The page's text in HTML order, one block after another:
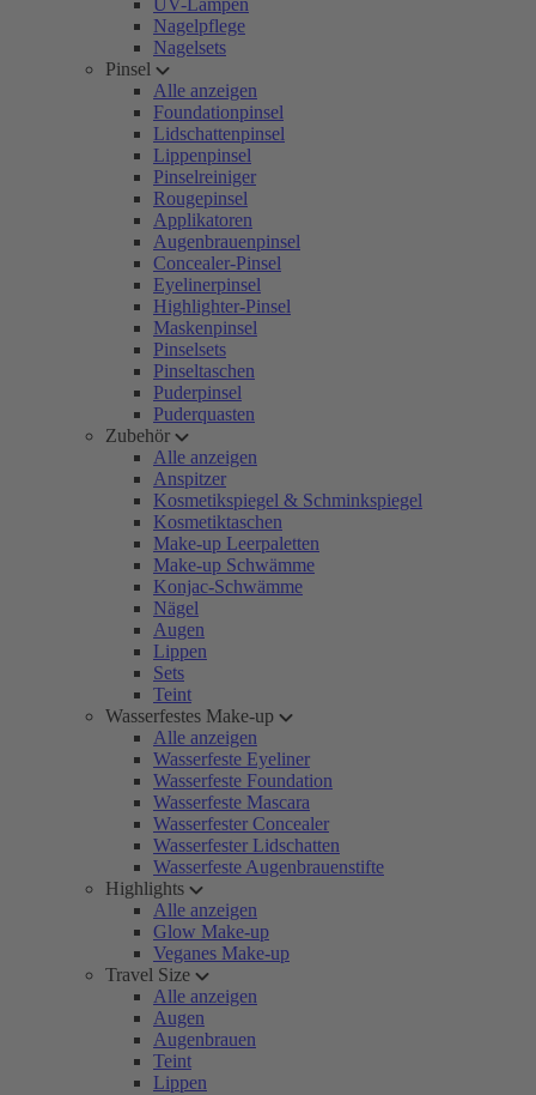
UV-Lampen
Nagelpflege
Nagelsets
Pinsel
Alle anzeigen
Foundationpinsel
Lidschattenpinsel
Lippenpinsel
Pinselreiniger
Rougepinsel
Applikatoren
Augenbrauenpinsel
Concealer-Pinsel
Eyelinerpinsel
Highlighter-Pinsel
Maskenpinsel
Pinselsets
Pinseltaschen
Puderpinsel
Puderquasten
Zubehör
Alle anzeigen
Anspitzer
Kosmetikspiegel & Schminkspiegel
Kosmetiktaschen
Make-up Leerpaletten
Make-up Schwämme
Konjac-Schwämme
Nägel
Augen
Lippen
Sets
Teint
Wasserfestes Make-up
Alle anzeigen
Wasserfeste Eyeliner
Wasserfeste Foundation
Wasserfeste Mascara
Wasserfester Concealer
Wasserfester Lidschatten
Wasserfeste Augenbrauenstifte
Highlights
Alle anzeigen
Glow Make-up
Veganes Make-up
Travel Size
Alle anzeigen
Augen
Augenbrauen
Teint
Lippen